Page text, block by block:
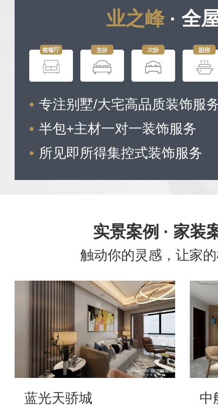
业之峰· 全
专注别墅/大宅高品质装饰服
半包+主材一对一装饰服务
所见即所得集控式装饰服务
实景案例 · 家装
触动你的灵感，让家
蓝光天骄城 中